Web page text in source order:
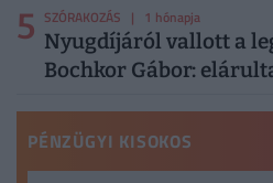
5 SZÓRAKOZÁS | 1 hónapja
Nyugdíjáról vallott a
Bochkor Gábor:
PÉNZÜGYI KISOKOS